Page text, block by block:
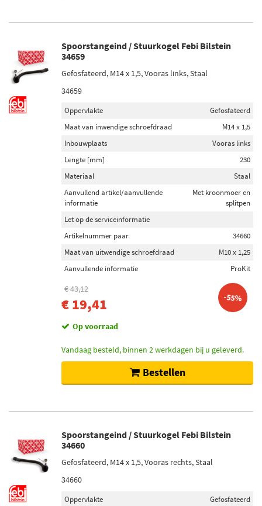
Spoorstangeind / Stuurkogel Febi Bilstein
34659
Gefosfateerd, M14 x 1,5, Vooras links, Staal
34659
Oppervlakte
Gefosfateerd
Maat van inwendige schroefdraad
M14 x 1,5
Inbouwplaats
Vooras links
Lengte [mm]
230
Materiaal
Staal
Aanvullend artikel/aanvullende
informatie
Met kroonmoer en
splitpen
Let op de serviceinformatie
Artikelnummer paar
34660
Maat van uitwendige schroefdraad
M10 x 1,25
Aanvullende informatie
ProKit
€ 43,12
€ 19,41 -55%
Op voorraad
Vandaag besteld, binnen 2 werkdagen bij u geleverd.
Bestellen
Spoorstangeind / Stuurkogel Febi Bilstein
34660
Gefosfateerd, M14 x 1,5, Vooras rechts, Staal
34660
Oppervlakte Gefosfateerd